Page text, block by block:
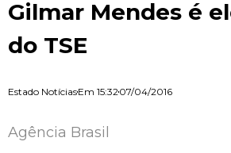
Gilmar Mendes é
do TSE
Estado NotíciasEm 15:3207/04/2016
Agência Brasil